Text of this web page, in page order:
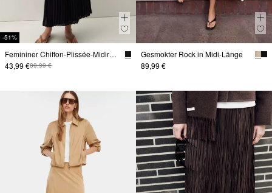
-51%
Femininer Chiffon-Plissée-Midirock mit lässigen Tunnelzugdetails
43,99 €89,99 €
Gesmokter Rock in Midi-Länge
89,99 €